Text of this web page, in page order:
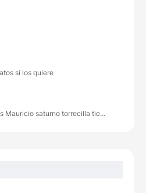
si los quiere
Mauricio saturno torrecilla tie...